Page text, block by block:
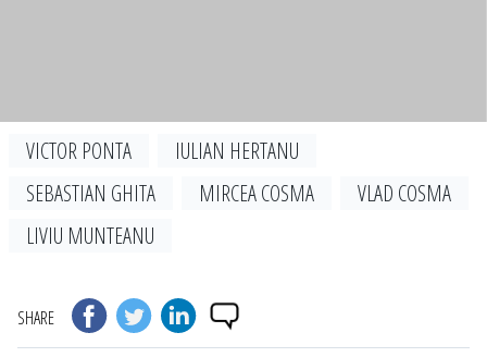
VICTOR PONTA
IULIAN HERTANU
SEBASTIAN GHITA
MIRCEA COSMA
VLAD COSMA
LIVIU MUNTEANU
SHARE